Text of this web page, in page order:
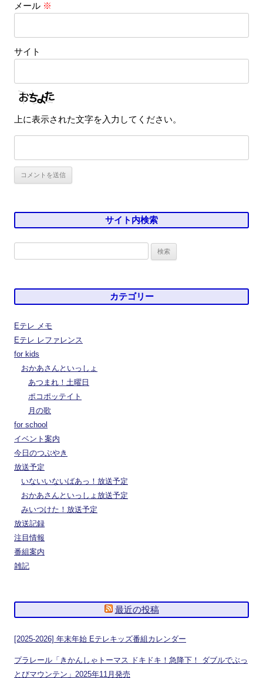
メール ※
サイト
上に表示された文字を入力してください。
サイト内検索
カテゴリー
Eテレ メモ
Eテレ レファレンス
for kids
おかあさんといっしょ
あつまれ！土曜日
ポコポッテイト
月の歌
for school
イベント案内
今日のつぶやき
放送予定
いないいないばあっ！放送予定
おかあさんといっしょ放送予定
みいつけた！放送予定
放送記録
注目情報
番組案内
雑記
最近の投稿
[2025-2026] 年末年始 Eテレキッズ番組カレンダー
プラレール「きかんしゃトーマス ドキドキ！急降下！ ダブルでぶっ
とびマウンテン」2025年11月発売